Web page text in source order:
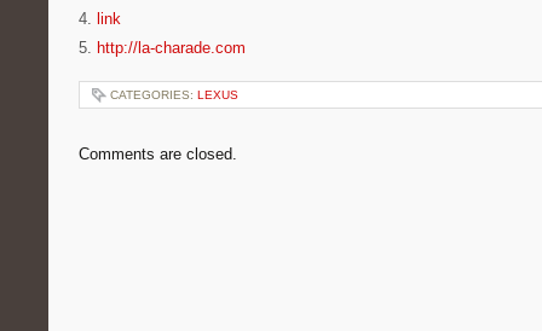
4. link
5. http://la-charade.com
CATEGORIES: LEXUS
Comments are closed.